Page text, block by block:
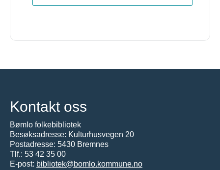
Kontakt oss
Bømlo folkebibliotek
Besøksadresse: Kulturhusvegen 20
Postadresse: 5430 Bremnes
Tlf.: 53 42 35 00
E-post: bibliotek@bomlo.kommune.no